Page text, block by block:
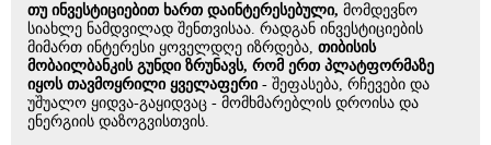
თუ ინვესტიციებით ხართ დაინტერესებული, მომდევნო
სიახლე ნამდვილად შენთვისაა. რადგან ინვესტიციების
მიმართ ინტერესი ყოველდღე იზრდება, თიბისის
მობაილბანკის გუნდი ზრუნავს, რომ ერთ პლატფორმაზე
იყოს თავმოყრილი ყველაფერი - შეფასება, რჩევები და
უშუალო ყიდვა-გაყიდვაც - მომხმარებლის დროისა და
ენერგიის დაზოგვისთვის.